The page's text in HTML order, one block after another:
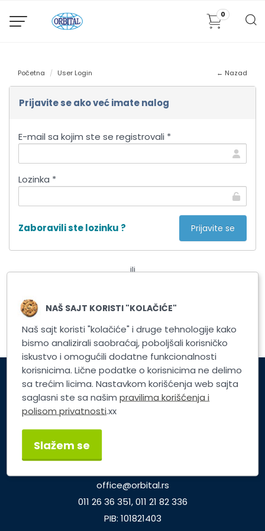
0
Početna User Login ← Nazad
Prijavite se ako već imate nalog
E-mail sa kojim ste se registrovali *
Lozinka *
Zaboravili ste lozinku ?
ili
Registrujte nalog
Korisnički servis
Brzi linkovi
office@orbital.rs
011 26 36 351, 011 21 82 336
PIB: 101821403
NAŠ SAJT KORISTI "KOLAČIĆE"
Naš sajt koristi "kolačiće" i druge tehnologije kako
bismo analizirali saobraćaj, poboljšali korisničko
iskustvo i omogućili dodatne funkcionalnosti
korisnicima. Lične podatke o korisnicima ne delimo
sa trećim licima. Nastavkom korišćenja web sajta
saglasni ste sa našimpravilima korišćenja i
polisom privatnosti.xx
Slažem se